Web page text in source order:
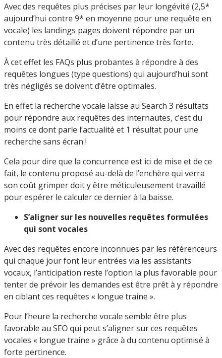
Avec des requêtes plus précises par leur longévité (2,5*
aujourd’hui contre 9* en moyenne pour une requête en
vocale) les landings pages doivent répondre par un
contenu très détaillé et d’une pertinence très forte.
À cet effet les FAQs plus probantes à répondre à des
requêtes longues (type questions) qui aujourd’hui sont
très négligés se doivent d’être optimales.
En effet la recherche vocale laisse au Search 3 résultats
pour répondre aux requêtes des internautes, c’est du
moins ce dont parle l’actualité et 1 résultat pour une
recherche sans écran !
Cela pour dire que la concurrence est ici de mise et de ce
fait, le contenu proposé au-delà de l’enchère qui verra
son coût grimper doit y être méticuleusement travaillé
pour espérer le calculer ce dernier à la baisse.
S’aligner sur les nouvelles requêtes formulées
qui sont vocales
Avec des requêtes encore inconnues par les référenceurs
qui chaque jour font leur entrées via les assistants
vocaux, l’anticipation reste l’option la plus favorable pour
tenter de prévoir les demandes est être prêt à y répondre
en ciblant ces requêtes « longue traine ».
Pour l’heure la recherche vocale semble être plus
favorable au SEO qui peut s’aligner sur ces requêtes
vocales « longue traine » grâce à du contenu optimisé à
forte pertinence.